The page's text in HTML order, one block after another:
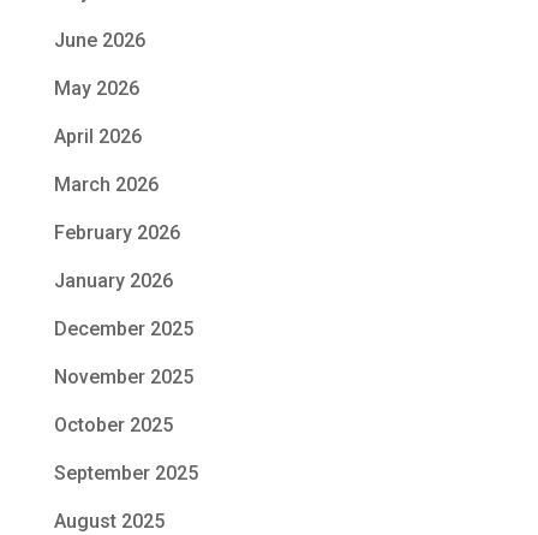
June 2026
May 2026
April 2026
March 2026
February 2026
January 2026
December 2025
November 2025
October 2025
September 2025
August 2025